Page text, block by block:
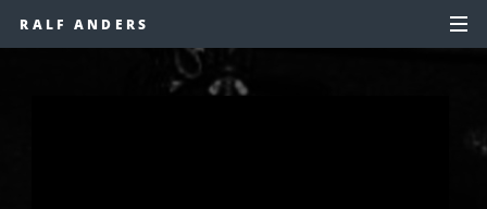
RALF ANDERS